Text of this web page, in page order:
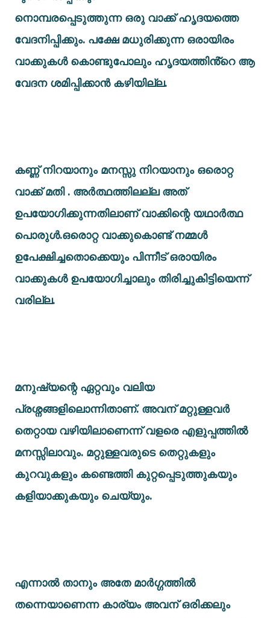
നൊമ്പരപ്പെടുത്തുന്ന ഒരു വാക്ക് ഹൃദയത്തെ
വേദനിപ്പിക്കും. പക്ഷേ മധുരിക്കുന്ന ഒരായിരം
വാക്കുകൾ കൊണ്ടുപോലും ഹൃദയത്തിൻ്റെ ആ
വേദന ശമിപ്പിക്കാൻ കഴിയില്ല.
കണ്ണ് നിറയാനും മനസ്സു നിറയാനും ഒരൊറ്റ
വാക്ക് മതി . അർത്ഥത്തിലല്ല അത്
ഉപയോഗിക്കുന്നതിലാണ് വാക്കിന്റെ യഥാർത്ഥ
പൊരുൾ.ഒരൊറ്റ വാക്കുകൊണ്ട് നമ്മൾ
ഉപേക്ഷിച്ചതൊക്കെയും പിന്നീട് ഒരായിരം
വാക്കുകൾ ഉപയോഗിച്ചാലും തിരിച്ചുകിട്ടിയെന്ന്
വരില്ല.
മനുഷ്യന്റെ ഏറ്റവും വലിയ
പ്രശ്നങ്ങളിലൊന്നിതാണ്. അവന് മറ്റുള്ളവർ
തെറ്റായ വഴിയിലാണെന്ന് വളരെ എളുപ്പത്തിൽ
മനസ്സിലാവും. മറ്റുള്ളവരുടെ തെറ്റുകളും
കുറവുകളും കണ്ടെത്തി കുറ്റപ്പെടുത്തുകയും
കളിയാക്കുകയും ചെയ്യും.
എന്നാൽ താനും അതേ മാർഗ്ഗത്തിൽ
തന്നെയാണെന്ന കാര്യം അവന് ഒരിക്കലും